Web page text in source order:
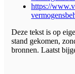
https://
Deze tekst is op
stand gekomen,
bronnen. Laatst